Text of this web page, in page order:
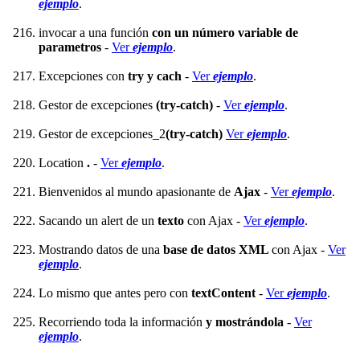
ejemplo.
invocar a una función con un número variable de
parametros - Verejemplo.
Excepciones con try y cach - Verejemplo.
Gestor de excepciones (try-catch) - Verejemplo.
Gestor de excepciones_2(try-catch) Verejemplo.
Location . - Verejemplo.
Bienvenidos al mundo apasionante de Ajax - Verejemplo.
Sacando un alert de un texto con Ajax - Verejemplo.
Mostrando datos de una base de datos XML con Ajax - Ver
ejemplo.
Lo mismo que antes pero con textContent - Verejemplo.
Recorriendo toda la información y mostrándola - Ver
ejemplo.